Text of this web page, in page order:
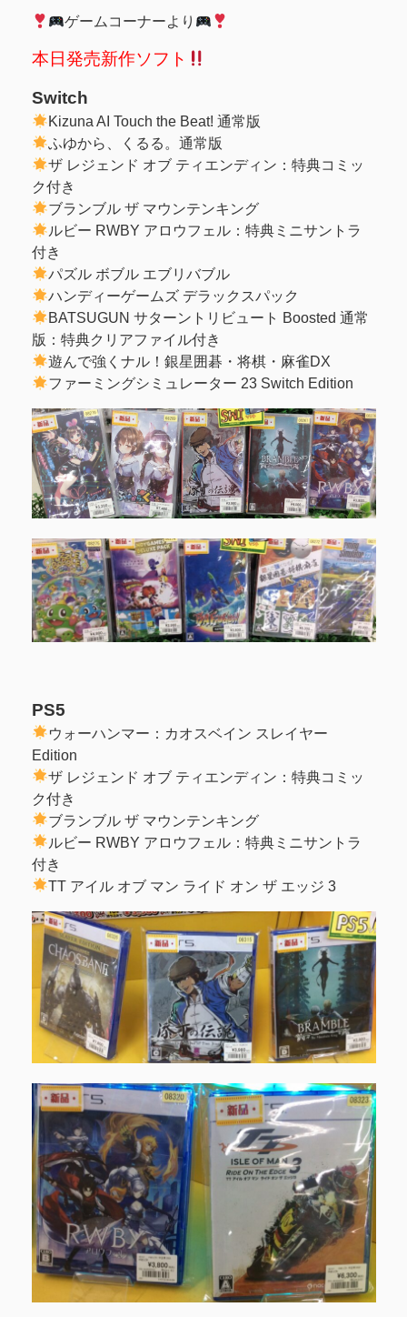
ゲームコーナーより
本日発売新作ソフト
Switch
Kizuna AI Touch the Beat! 通常版
ふゆから、くるる。通常版
ザ レジェンド オブ ティエンディン：特典コミッ
ク付き
ブランブル ザ マウンテンキング
ルビー RWBY アロウフェル：特典ミニサントラ
付き
パズル ボブル エブリバブル
ハンディーゲームズ デラックスパック
BATSUGUN サターントリビュート Boosted 通常
版：特典クリアファイル付き
遊んで強くナル！銀星囲碁・将棋・麻雀DX
ファーミングシミュレーター 23 Switch Edition
PS5
ウォーハンマー：カオスベイン スレイヤー
Edition
ザ レジェンド オブ ティエンディン：特典コミッ
ク付き
ブランブル ザ マウンテンキング
ルビー RWBY アロウフェル：特典ミニサントラ
付き
TT アイル オブ マン ライド オン ザ エッジ 3